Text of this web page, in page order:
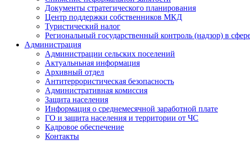
Документы стратегического планирования
Центр поддержки собственников МКД
Туристический налог
Региональный государственный контроль (надзор) в
Администрация
Администрации сельских поселений
Актуальньная информация
Архивный отдел
Антитеррористическая безопасность
Административная комиссия
Защита населения
Информация о среднемесячной заработной плате
ГО и защита населения и территории от ЧС
Кадровое обеспечение
Контакты